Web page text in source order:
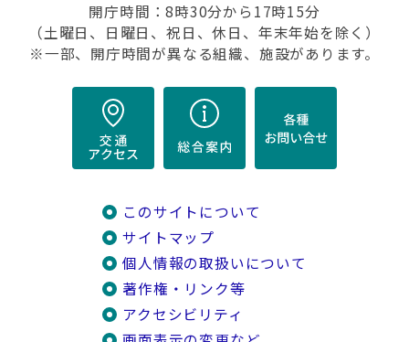
開庁時間：8時30分から17時15分
（土曜日、日曜日、祝日、休日、年末年始を除く）
※一部、開庁時間が異なる組織、施設があります。
このサイトについて
サイトマップ
個人情報の取扱いについて
著作権・リンク等
アクセシビリティ